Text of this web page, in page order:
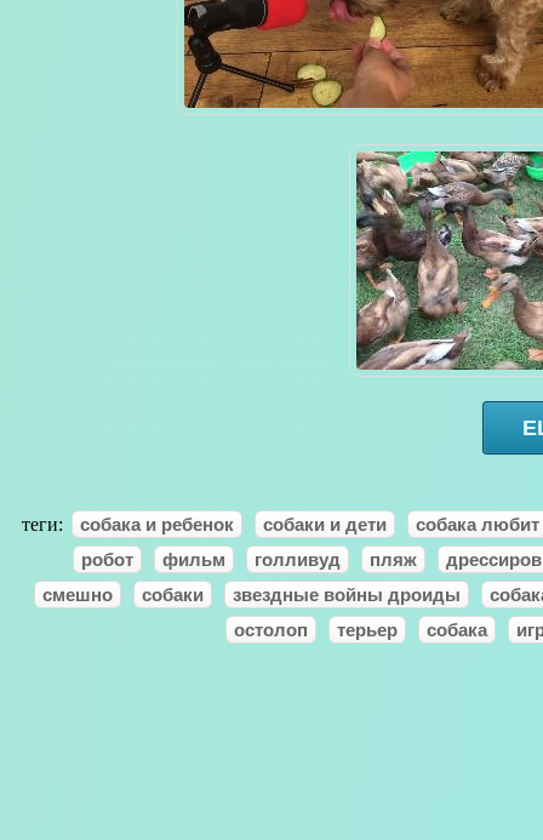
теги: собака и ребенок собаки и дети
собака любит
робот
фильм голливуд пляж
смешно
собаки звездные войны дроиды
остолоп
терьер собака